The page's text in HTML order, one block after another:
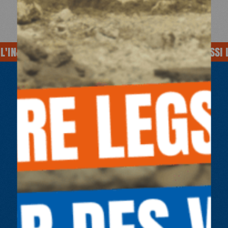
SOIGNE AUSSI L'INJUSTICE SOIGNE AUSSI
AGIR OU DONNER
POUR UNE SANTÉ
SANSENTRAVE